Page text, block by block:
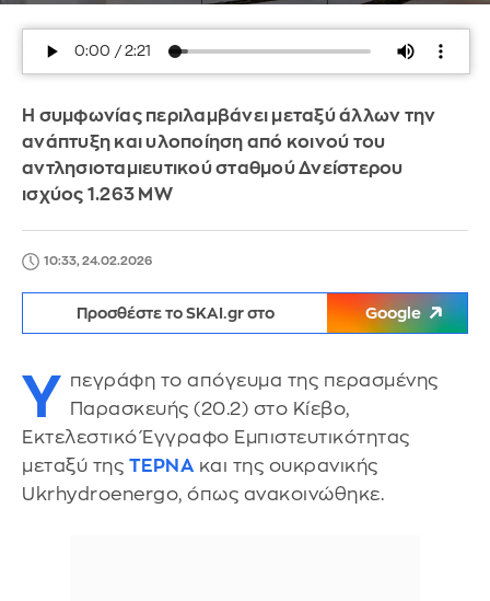
Η συμφωνίας περιλαμβάνει μεταξύ άλλων την
ανάπτυξη και υλοποίηση από κοινού του
αντλησιοταμιευτικού σταθμού Δνείστερου
ισχύος 1.263 MW
10:33, 24.02.2026
Προσθέστε το SKAI.gr στο Google
Υ πεγράφη το απόγευμα της περασμένης
Παρασκευής (20.2) στο Κίεβο,
Εκτελεστικό Έγγραφο Εμπιστευτικότητας
μεταξύ της ΤΕΡΝΑ και της ουκρανικής
Ukrhydroenergo, όπως ανακοινώθηκε.